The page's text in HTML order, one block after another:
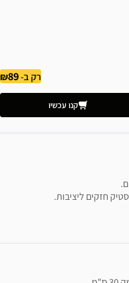
רק ב-89
קנו עכשיו
חזקים ליציבות.